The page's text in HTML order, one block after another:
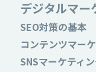
デジタルマー
SEO対策の基本
コンテンツマー
SNSマーケティ